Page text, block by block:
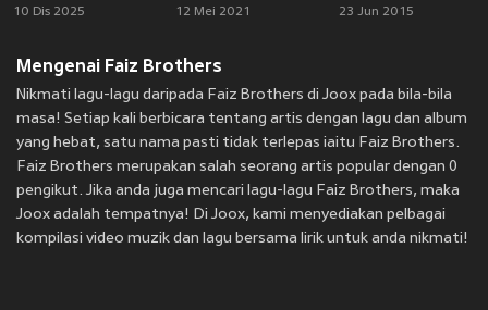
10 Dis 2025 12 Mei 2021 23 Jun 2015
Mengenai Faiz Brothers
Nikmati lagu-lagu daripada Faiz Brothers di Joox pada bila-bila
masa! Setiap kali berbicara tentang artis dengan lagu dan album
yang hebat, satu nama pasti tidak terlepas iaitu Faiz Brothers.
Faiz Brothers merupakan salah seorang artis popular dengan 0
pengikut. Jika anda juga mencari lagu-lagu Faiz Brothers, maka
Joox adalah tempatnya! Di Joox, kami menyediakan pelbagai
kompilasi video muzik dan lagu bersama lirik untuk anda nikmati!